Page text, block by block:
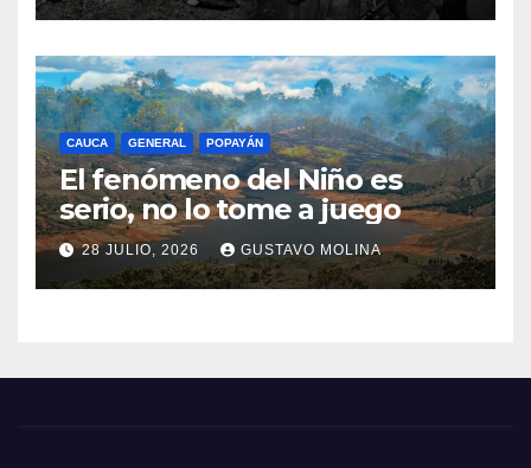
CAUCA GENERAL POPAYÁN
El fenómeno del Niño es
serio, no lo tome a juego
28 JULIO, 2026 GUSTAVO MOLINA